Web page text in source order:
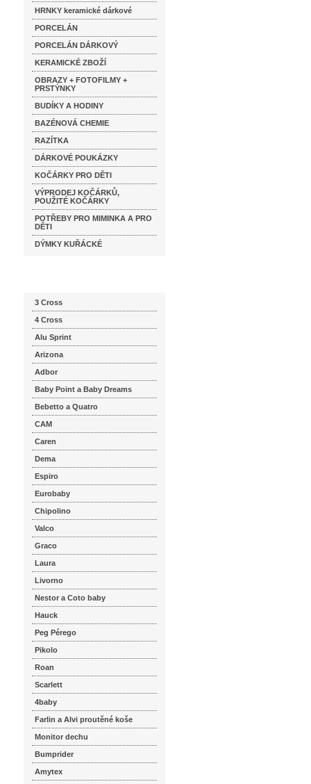
HRNKY keramické dárkové
PORCELÁN
PORCELÁN DÁRKOVÝ
KERAMICKÉ ZBOŽÍ
OBRAZY + FOTOFILMY +
PRSTÝNKY
BUDÍKY A HODINY
BAZÉNOVÁ CHEMIE
RAZÍTKA
DÁRKOVÉ POUKÁZKY
KOČÁRKY PRO DĚTI
VÝPRODEJ KOČÁRKŮ,
POUŽITÉ KOČÁRKY
POTŘEBY PRO MIMINKA A PRO
DĚTI
DÝMKY KUŘÁCKÉ
3 Cross
4 Cross
Alu Sprint
Arizona
Adbor
Baby Point a Baby Dreams
Bebetto a Quatro
CAM
Caren
Dema
Espiro
Eurobaby
Chipolino
Valco
Graco
Laura
Livorno
Nestor a Coto baby
Hauck
Peg Pérego
Pikolo
Roan
Scarlett
4baby
Farlin a Alvi proutěné koše
Monitor dechu
Bumprider
Amytex